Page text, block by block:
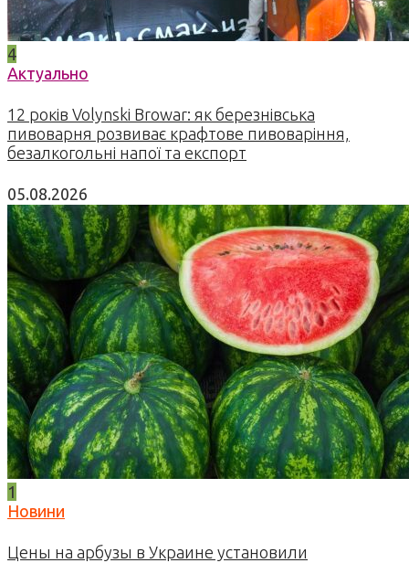
4
Актуально
12 років Volynski Browar: як березнівська
пивоварня розвиває крафтове пивоваріння,
безалкогольні напої та експорт
05.08.2026
1
Новини
Цены на арбузы в Украине установили